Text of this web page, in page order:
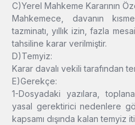
C)Yerel Mahkeme Kararının
Mahkemece, davanın
tazminatı, yıllık izin, fazla
tahsiline karar verilmiştir.
D)Temyiz:
Karar davalı vekili tarafından
E)Gerekçe:
1-Dosyadaki yazılara,
yasal gerektirici nedenlere
kapsamı dışında kalan temyiz